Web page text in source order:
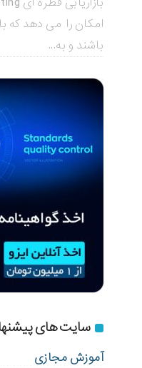
امکان را می دهد که
باشند و به...
سایت های
آموزش مجازی